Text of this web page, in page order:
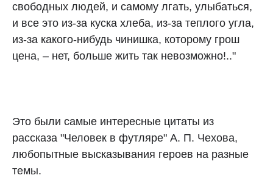
свободных людей, и самому лгать, улыбаться,
и все это из-за куска хлеба, из-за теплого угла,
из-за какого-нибудь чинишка, которому грош
цена, – нет, больше жить так невозможно!.."
Это были самые интересные цитаты из
рассказа "Человек в футляре" А. П. Чехова,
любопытные высказывания героев на разные
темы.